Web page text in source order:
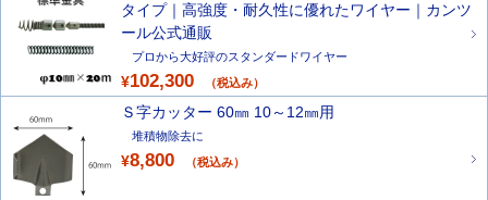
タイプ｜高強度・耐久性に優れたワイヤー｜カンツ
ール公式通販
プロから大好評のスタンダードワイヤー
¥102,300 （税込み）
Ｓ字カッター 60㎜ 10～12㎜用
堆積物除去に
¥8,800 （税込み）